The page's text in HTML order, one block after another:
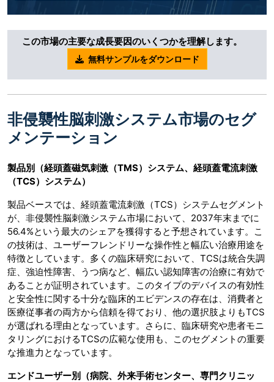
この市場の主要な成長要因のいくつかを理解します。
無料サンプルをダウンロード
非侵襲性脳刺激システム市場のセグ
メンテーション
製品別（経頭蓋磁気刺激（TMS）システム、経頭蓋電流刺激
（TCS）システム）
製品ベースでは、経頭蓋電流刺激（TCS）システムセグメント
が、非侵襲性脳刺激システム市場において、2037年末までに
56.4%という最大のシェアを獲得すると予想されています。こ
の技術は、ユーザーフレンドリーな操作性と幅広い治療用途を
特徴としています。多くの臨床研究において、TCSは統合失調
症、強迫性障害、うつ病など、幅広い認知障害の治療に有効で
あることが証明されています。このタイプのデバイスの有効性
と安全性に関する十分な臨床的エビデンスの存在は、消費者と
医療従事者の両方から信頼を得ており、他の選択肢よりもTCS
が選ばれる理由となっています。さらに、臨床研究や患者モニ
タリングにおけるTCSの広範な使用も、このセグメントの重要
な推進力となっています。
エンドユーザー別（病院、外来手術センター、専門クリニッ